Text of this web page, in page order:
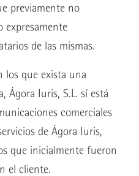
previamente no
expresamente
de las mismas.
los que exista una
Ágora Iuris, S.L. sí está
comerciales
de Ágora Iuris,
que inicialmente fueron
el cliente.